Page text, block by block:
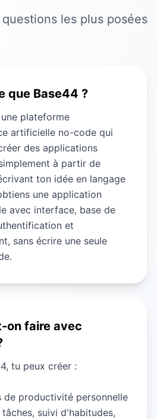
les plus posées
que Base44 ?
plateforme
artificielle no-code qui
des applications
à partir de
ton idée en langage
une application
avec interface, base de
et
sans écrire une seule
on faire avec
tu peux créer :
de productivité personnelle
suivi d'habitudes,